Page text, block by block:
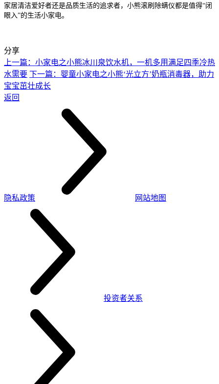
家居清洁爱好者还是品质生活的追求者，小熊滚刷除螨仪都是值得“闭
眼入”的生活小家电。
分享
上一篇：小家电之小熊冰川泉饮水机，一机多用满足四季冷热
水需要 下一篇：婴童小家电之小熊‘光立方’奶瓶消毒器，助力
宝宝茁壮成长
返回
隐私政策 网站地图
投资者关系